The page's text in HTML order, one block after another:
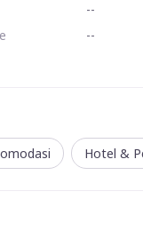
--
--
Hotel &